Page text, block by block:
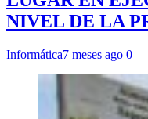
NIVEL DE LA
Informática7 meses ago 0